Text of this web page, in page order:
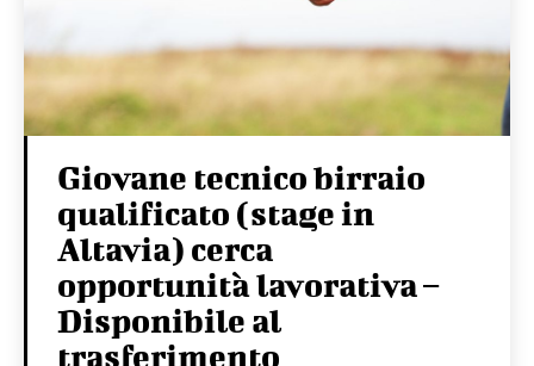
Giovane tecnico birraio
qualificato (stage in
Altavia) cerca
opportunità lavorativa –
Disponibile al
trasferimento